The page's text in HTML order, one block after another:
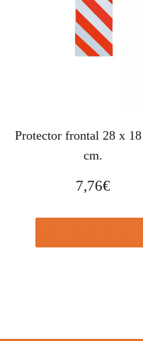
Protector frontal 28 x
cm.
7,76€